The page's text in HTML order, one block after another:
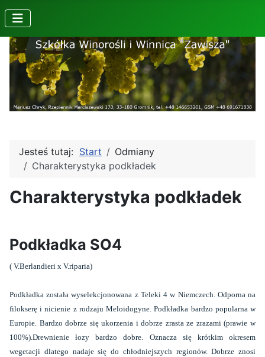
Jesteś tutaj: Start
Odmiany
Charakterystyka podkładek
Charakterystyka podkładek
Podkładka SO4
( V.Berlandieri x V.riparia)
Podkładka została wyselekcjonowana z Teleki 4 w Niemczech. Odporna na
filokserę i nicienie z rodzaju Meloidogyne. Podkładka bardzo popularna w
Europie. Bardzo dobrze się ukorzenia i dobrze zrasta ze zrazami (prawie w
100%).Drewnienie łozy bardzo dobre. Oznacza się krótkim okresem
wegetacji dlatego nadaje się do chłodniejszych regionów. Dobrze znosi